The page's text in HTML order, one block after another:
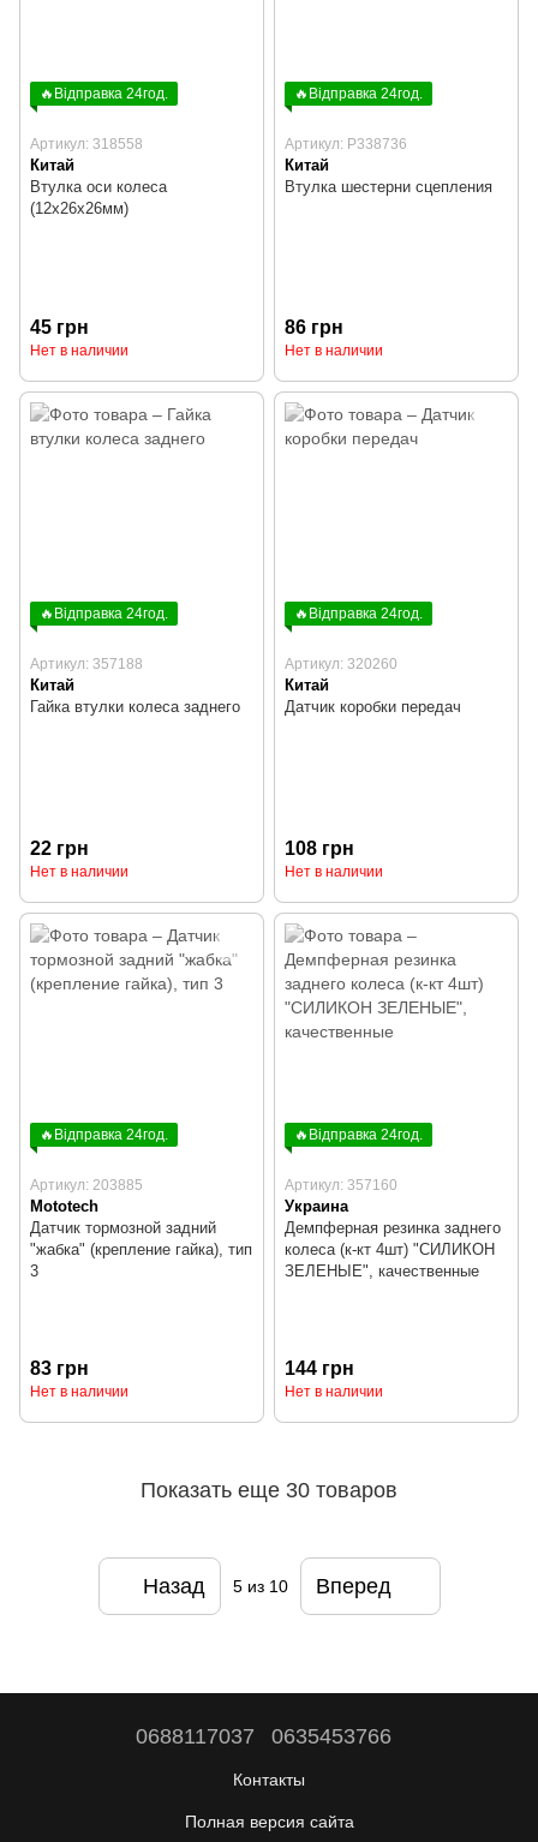
🔥Відправка 24год.
Артикул: 318558
Китай
Втулка оси колеса
(12x26x26мм)
45 грн
Нет в наличии
🔥Відправка 24год.
Артикул: P338736
Китай
Втулка шестерни сцепления
86 грн
Нет в наличии
🔥Відправка 24год.
Артикул: 357188
Китай
Гайка втулки колеса заднего
22 грн
Нет в наличии
🔥Відправка 24год.
Артикул: 320260
Китай
Датчик коробки передач
108 грн
Нет в наличии
🔥Відправка 24год.
Артикул: 203885
Mototech
Датчик тормозной задний
"жабка" (крепление гайка), тип
3
83 грн
Нет в наличии
🔥Відправка 24год.
Артикул: 357160
Украина
Демпферная резинка заднего
колеса (к-кт 4шт) "СИЛИКОН
ЗЕЛЕНЫЕ", качественные
144 грн
Нет в наличии
Показать еще 30 товаров
Назад 5из 10 Вперед
0688117037 0635453766
Контакты
Полная версия сайта